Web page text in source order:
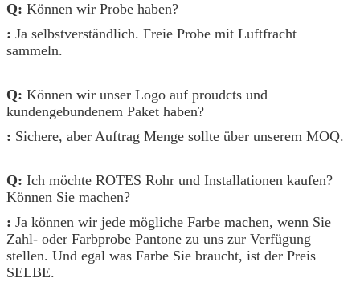
Q: Können wir Probe haben?
: Ja selbstverständlich. Freie Probe mit Luftfracht
sammeln.
Q: Können wir unser Logo auf proudcts und
kundengebundenem Paket haben?
: Sichere, aber Auftrag Menge sollte über unserem MOQ.
Q: Ich möchte ROTES Rohr und Installationen kaufen?
Können Sie machen?
: Ja können wir jede mögliche Farbe machen, wenn Sie
Zahl- oder Farbprobe Pantone zu uns zur Verfügung
stellen. Und egal was Farbe Sie braucht, ist der Preis
SELBE.